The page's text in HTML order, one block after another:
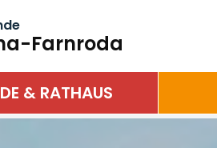
Farnroda
& RATHAUS